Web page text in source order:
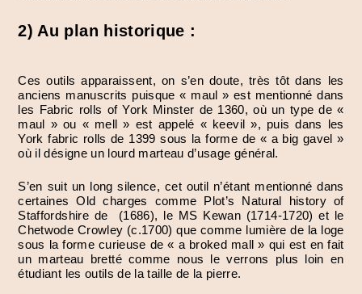
2) Au plan historique :
Ces outils apparaissent, on s’en doute, très tôt dans les
anciens manuscrits puisque « maul » est mentionné dans
les Fabric rolls of York Minster de 1360, où un type de «
maul » ou « mell » est appelé « keevil », puis dans les
York fabric rolls de 1399 sous la forme de « a big gavel »
où il désigne un lourd marteau d’usage général.
S’en suit un long silence, cet outil n’étant mentionné dans
certaines Old charges comme Plot’s Natural history of
Staffordshire de (1686), le MS Kewan (1714-1720) et le
Chetwode Crowley (c.1700) que comme lumière de la loge
sous la forme curieuse de « a broked mall » qui est en fait
un marteau bretté comme nous le verrons plus loin en
étudiant les outils de la taille de la pierre.